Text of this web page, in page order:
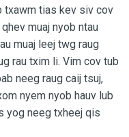
txawm tias kev siv cov
muaj nyob ntau
muaj leej twg raug
rau txim li. Vim cov tub
neeg raug caij tsuj,
nyem nyob hauv lub
yog neeg txheej qis